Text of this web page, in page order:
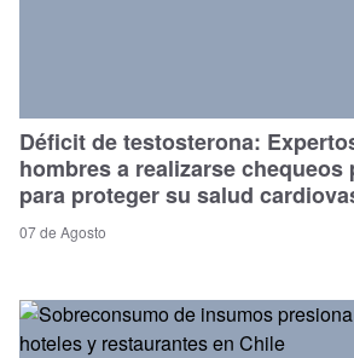
Déficit de testosterona:
hombres a realizarse chequeos
para proteger su salud
07 de Agosto